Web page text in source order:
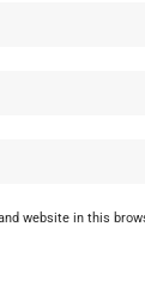
website in this